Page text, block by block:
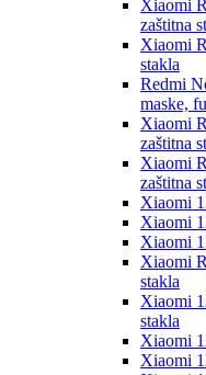
Xiaomi
zaštitna
Xiaomi
stakla
Redmi
maske,
Xiaomi
zaštitna
Xiaomi
zaštitna
Xiaomi
Xiaomi
Xiaomi
Xiaomi
stakla
Xiaomi
stakla
Xiaomi
Xiaomi